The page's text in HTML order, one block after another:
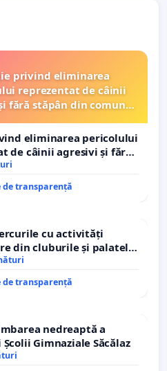
privind eliminarea
reprezentat de câinii
fără stăpân din comuna
eliminarea pericolului
de câinii agresivi și fără
comuna Tunari
transparență
cu activități
din cluburile și palatele
transparență
nedreaptă a
Gimnaziale Săcălaz